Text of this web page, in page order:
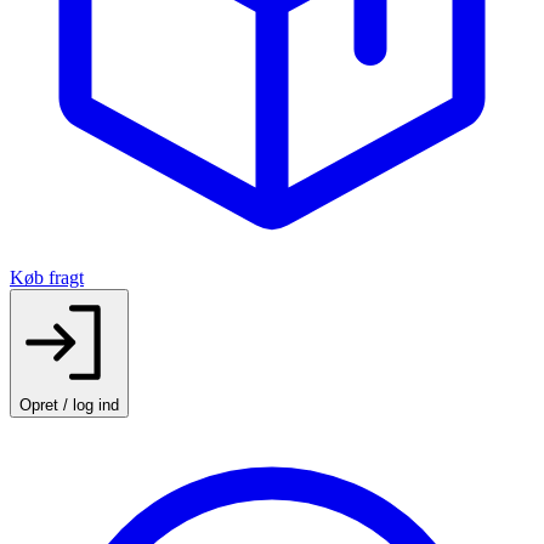
Køb fragt
Opret / log ind